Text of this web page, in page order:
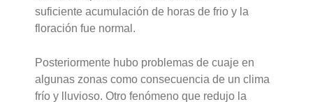
suficiente acumulación de horas de frio y la
floración fue normal.
Posteriormente hubo problemas de cuaje en
algunas zonas como consecuencia de un clima
frío y lluvioso. Otro fenómeno que redujo la